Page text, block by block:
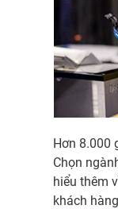
Hơn 8.000
Chọn
hiểu thêm
khách